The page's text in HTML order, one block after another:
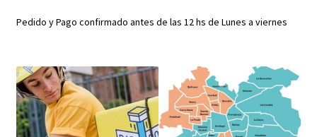
Pedido y Pago confirmado antes de las 12 hs de Lunes a viernes